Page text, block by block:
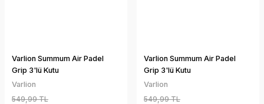
Varlion Summum Air Padel
Grip 3'lü Kutu
Varlion
549,99 TL
Varlion Summum Air Padel
Grip 3'lü Kutu
Varlion
549,99 TL